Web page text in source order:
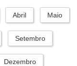
Abril Maio
Setembro
Dezembro